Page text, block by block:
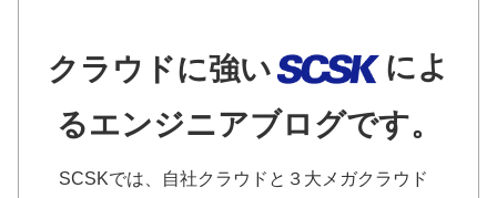
クラウドに強い
によ
るエンジニアブログです。
SCSKでは、自社クラウドと３大メガクラウド